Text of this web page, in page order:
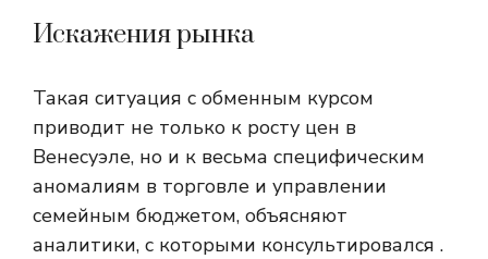
Искажения рынка
Такая ситуация с обменным курсом
приводит не только к росту цен в
Венесуэле, но и к весьма специфическим
аномалиям в торговле и управлении
семейным бюджетом, объясняют
аналитики, с которыми консультировался .